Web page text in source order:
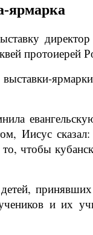
ярмарка
протоиерей
Иисус
чтобы
и их